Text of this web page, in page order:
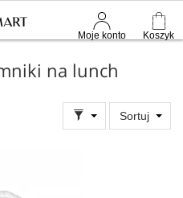
Moje konto Koszyk
na lunch
Sortuj